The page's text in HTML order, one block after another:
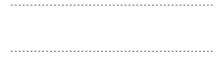
----------------------------------------------------
----------------------------------------------------